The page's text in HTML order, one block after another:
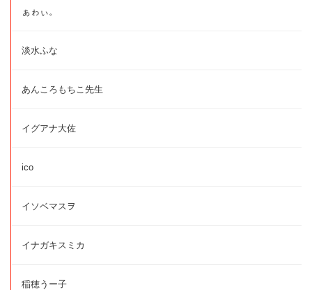
ぁゎぃ。
淡水ふな
あんころもちこ先生
イグアナ大佐
ico
イソベマスヲ
イナガキスミカ
稲穂うー子